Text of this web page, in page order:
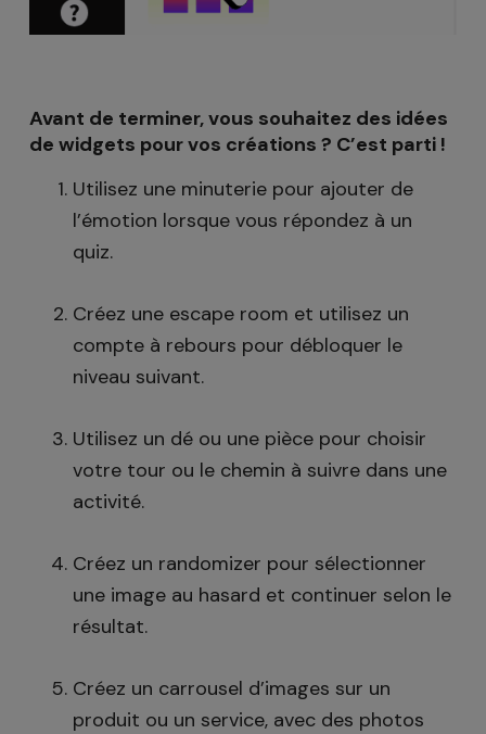
Avant de terminer, vous souhaitez des idées
de widgets pour vos créations ? C’est parti !
Utilisez une minuterie pour ajouter de
l’émotion lorsque vous répondez à un
quiz.
Créez une escape room et utilisez un
compte à rebours pour débloquer le
niveau suivant.
Utilisez un dé ou une pièce pour choisir
votre tour ou le chemin à suivre dans une
activité.
Créez un randomizer pour sélectionner
une image au hasard et continuer selon le
résultat.
Créez un carrousel d’images sur un
produit ou un service, avec des photos